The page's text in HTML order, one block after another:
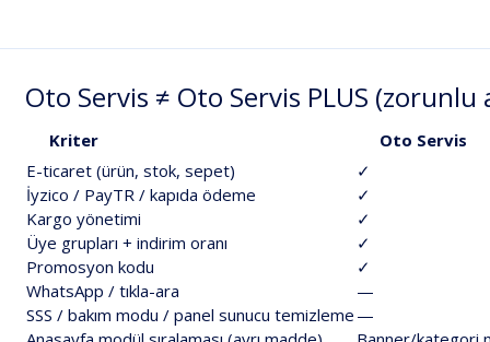
Oto Servis ≠ Oto Servis PLUS (zorunlu
Kriter Oto Servis
E-ticaret (ürün, stok, sepet)
✓
İyzico / PayTR / kapıda ödeme
✓
Kargo yönetimi
✓
Üye grupları + indirim oranı
✓
Promosyon kodu
✓
WhatsApp / tıkla-ara
—
SSS / bakım modu / panel sunucu temizleme —